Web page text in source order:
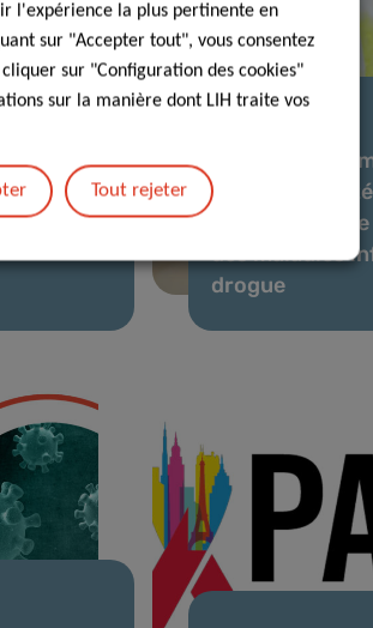
chez
L’enquête
l’hépatite C
bonne
des maladies
drogue
l'expérience la plus pertinente en
sur "Accepter tout", vous consentez
sur "Configuration des cookies"
sur la manière dont LIH traite vos
Tout rejeter